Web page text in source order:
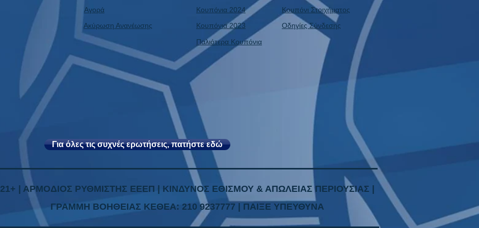
Αγορά
Ακύρωση Ανανέωσης
Κουπόνια 2024
Κουπόνια 2023
Κουπόνι Στοιχήματος
Οδηγίες Σύνδεσης
Παλιότερα Κουπόνια
Για όλες τις συχνές ερωτήσεις, πατήστε εδώ
21+ | ΑΡΜΟΔΙΟΣ ΡΥΘΜΙΣΤΗΣ ΕΕΕΠ | ΚΙΝΔΥΝΟΣ ΕΘΙΣΜΟΥ & ΑΠΩΛΕΙΑΣ ΠΕΡΙΟΥΣΙΑΣ |
ΓΡΑΜΜΗ ΒΟΗΘΕΙΑΣ ΚΕΘΕΑ: 210 9237777 | ΠΑΙΞΕ ΥΠΕΥΘΥΝΑ